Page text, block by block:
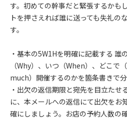
す。初めての幹事だと緊張するかも
トを押さえれば誰に送っても失礼の
す。
・基本の5W1Hを明確に記載する 誰
（Why）、いつ（When）、どこで
much）開催するのかを箇条書きで分
・出欠の返信期限と宛先を目立たせ
に、本メールへの返信にて出欠をお
確にしましょう。お店の予約人数の